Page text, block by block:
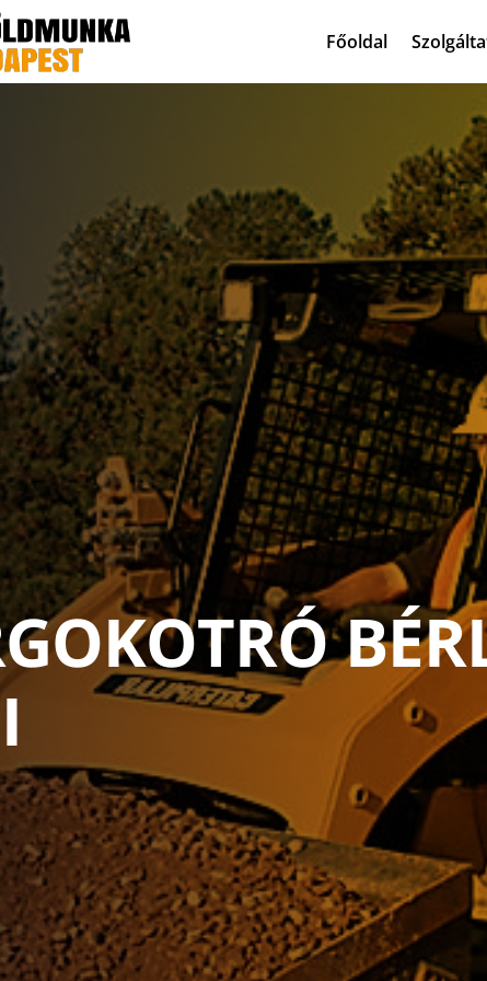
Főoldal